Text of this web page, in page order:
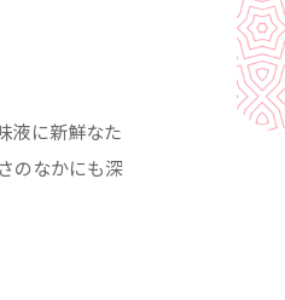
液に新鮮なた
のなかにも深